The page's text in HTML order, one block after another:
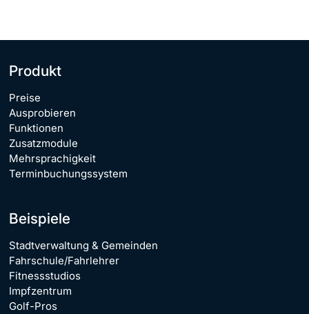
Produkt
Preise
Ausprobieren
Funktionen
Zusatzmodule
Mehrsprachigkeit
Terminbuchungssystem
Beispiele
Stadtverwaltung & Gemeinden
Fahrschule/Fahrlehrer
Fitnessstudios
Impfzentrum
Golf-Pros